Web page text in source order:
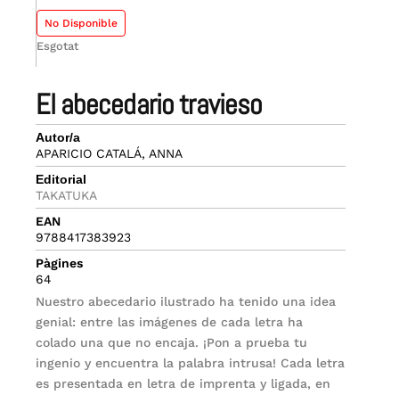
el abecedario travieso
Autor/a
APARICIO CATALÁ, ANNA
Editorial
TAKATUKA
EAN
9788417383923
Pàgines
64
Nuestro abecedario ilustrado ha tenido una idea
genial: entre las imágenes de cada letra ha
colado una que no encaja. ¡Pon a prueba tu
ingenio y encuentra la palabra intrusa! Cada letra
es presentada en letra de imprenta y ligada, en
No Disponible
Esgotat